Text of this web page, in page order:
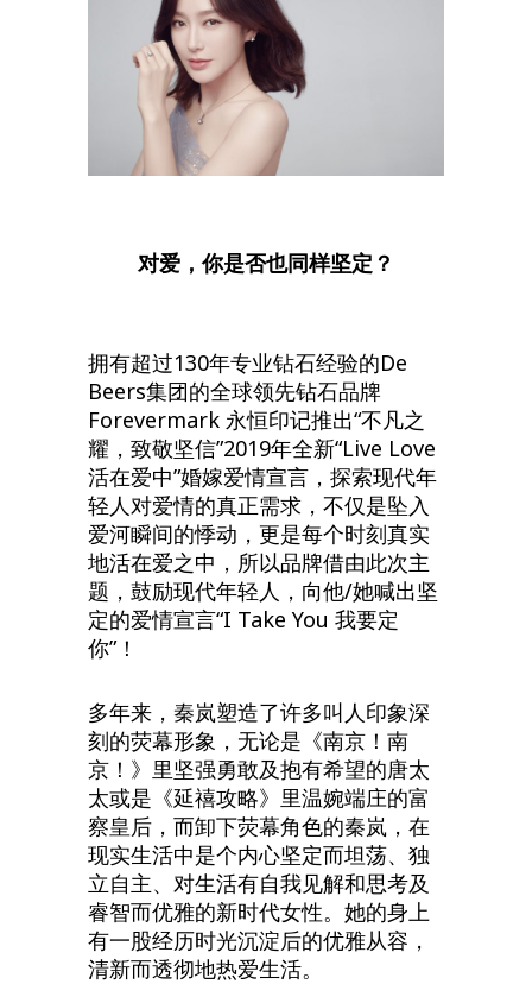
对爱，你是否也同样坚定？
拥有超过130年专业钻石经验的De
Beers集团的全球领先钻石品牌
Forevermark 永恒印记推出“不凡之
耀，致敬坚信”2019年全新“Live Love
活在爱中”婚嫁爱情宣言，探索现代年
轻人对爱情的真正需求，不仅是坠入
爱河瞬间的悸动，更是每个时刻真实
地活在爱之中，所以品牌借由此次主
题，鼓励现代年轻人，向他/她喊出坚
定的爱情宣言“I Take You 我要定
你”！
多年来，秦岚塑造了许多叫人印象深
刻的荧幕形象，无论是《南京！南
京！》里坚强勇敢及抱有希望的唐太
太或是《延禧攻略》里温婉端庄的富
察皇后，而卸下荧幕角色的秦岚，在
现实生活中是个内心坚定而坦荡、独
立自主、对生活有自我见解和思考及
睿智而优雅的新时代女性。她的身上
有一股经历时光沉淀后的优雅从容，
清新而透彻地热爱生活。